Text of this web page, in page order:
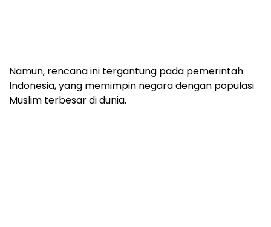
Namun, rencana ini tergantung pada pemerintah
Indonesia, yang memimpin negara dengan populasi
Muslim terbesar di dunia.